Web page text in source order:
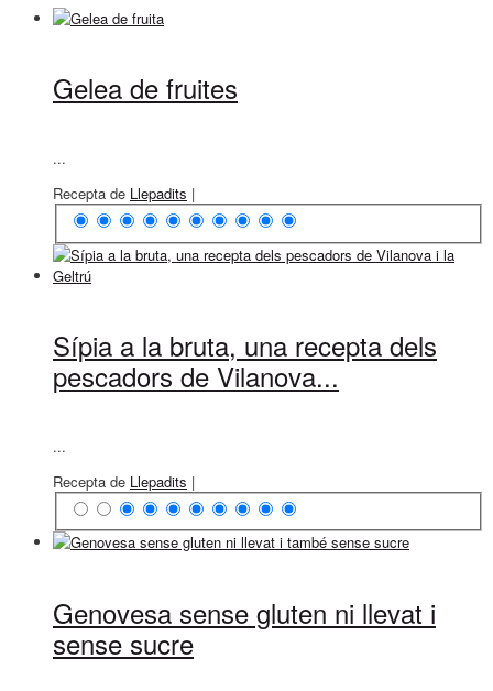
Gelea de fruites
...
Recepta de Llepadits |
Sípia a la bruta, una recepta dels
pescadors de Vilanova...
...
Recepta de Llepadits |
Genovesa sense gluten ni llevat i
sense sucre